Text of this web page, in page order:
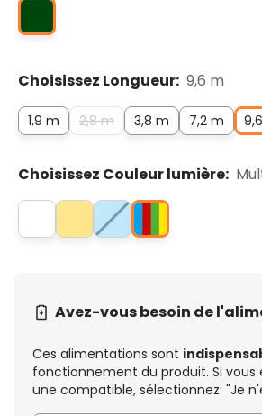
Choisissez Longueur: 9,6 m
1,9 m 2,8 m 3,8 m 7,2 m
Choisissez Couleur lumière:
Avez-vous besoin de
Ces alimentations sont
fonctionnement du produit. Si vous
une compatible, sélectionnez: "Je